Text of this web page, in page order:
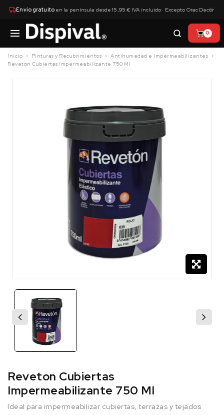
Envío gratuitoen la península desde 15,95 € IVA incluido · Excepto Orac Decor
×
0
Inicio Pinturas y Recubrimientos
Antihumedad e Impermeabilizantes
Reveton Cubiertas Impermeabilizante 750 Ml
Reveton Cubiertas
Impermeabilizante 750 Ml
Ideal para impermeabilizar cubiertas, terrazas y tejados